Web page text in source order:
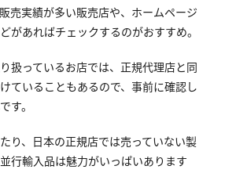
売実績が多い販売店や、ホームページ
があればチェックするのがおすすめ。
扱っているお店では、正規代理店と同
ていることもあるので、事前に確認し
す。
り、日本の正規店では売っていない製
行輸入品は魅力がいっぱいあります